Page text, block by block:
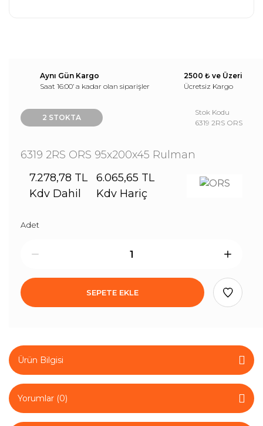
Aynı Gün Kargo
Saat 16:00’ a kadar olan siparişler
2500 ₺ ve Üzeri
Ücretsiz Kargo
2 STOKTA
Stok Kodu
6319 2RS ORS
6319 2RS ORS 95x200x45 Rulman
7.278,78 TL
Kdv Dahil
6.065,65 TL
Kdv Hariç
Adet
SEPETE EKLE
Ürün Bilgisi
Yorumlar (0)